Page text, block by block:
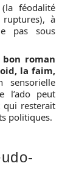
féodalité
à
pas sous
bon roman
la faim,
sensorielle
l’ado peut
qui resterait
politiques.